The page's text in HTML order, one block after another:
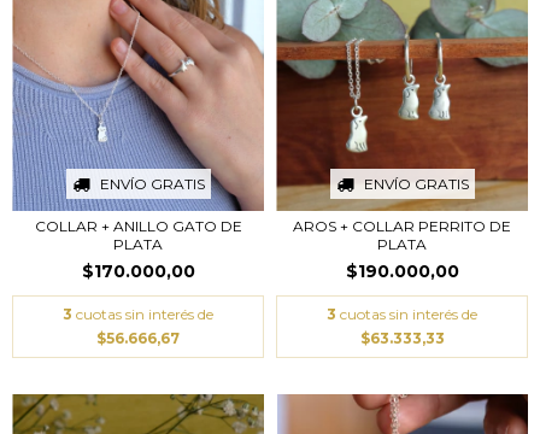
ENVÍO GRATIS
COLLAR + ANILLO GATO DE
PLATA
$170.000,00
3 cuotas sin interés de
$56.666,67
ENVÍO GRATIS
AROS + COLLAR PERRITO DE
PLATA
$190.000,00
3 cuotas sin interés de
$63.333,33